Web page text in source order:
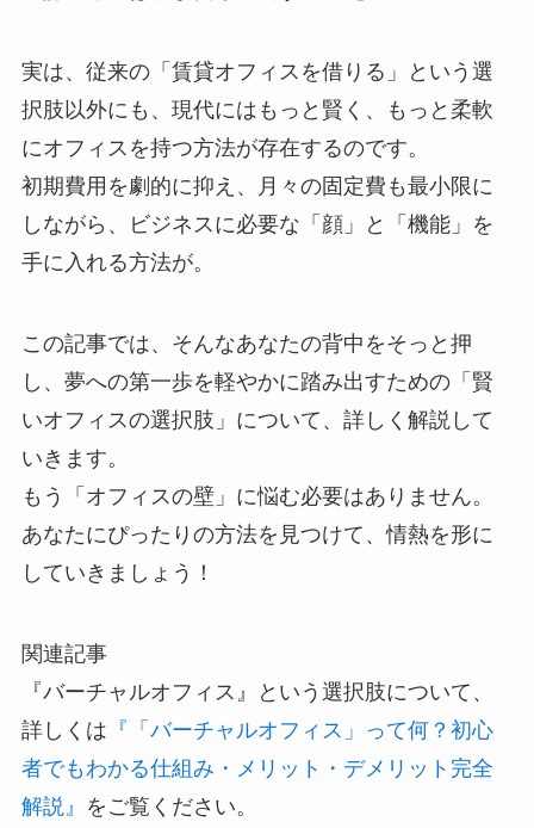
実は、従来の「賃貸オフィスを借りる」という選
択肢以外にも、現代にはもっと賢く、もっと柔軟
にオフィスを持つ方法が存在するのです。
初期費用を劇的に抑え、月々の固定費も最小限に
しながら、ビジネスに必要な「顔」と「機能」を
手に入れる方法が。
この記事では、そんなあなたの背中をそっと押
し、夢への第一歩を軽やかに踏み出すための「賢
いオフィスの選択肢」について、詳しく解説して
いきます。
もう「オフィスの壁」に悩む必要はありません。
あなたにぴったりの方法を見つけて、情熱を形に
していきましょう！
関連記事
『バーチャルオフィス』という選択肢について、
詳しくは 『「バーチャルオフィス」って何？初心
者でもわかる仕組み・メリット・デメリット完全
解説』
をご覧ください。